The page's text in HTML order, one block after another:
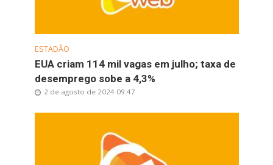
ESTADÃO
EUA criam 114 mil vagas em julho; taxa de
desemprego sobe a 4,3%
2 de agosto de 2024 09:47